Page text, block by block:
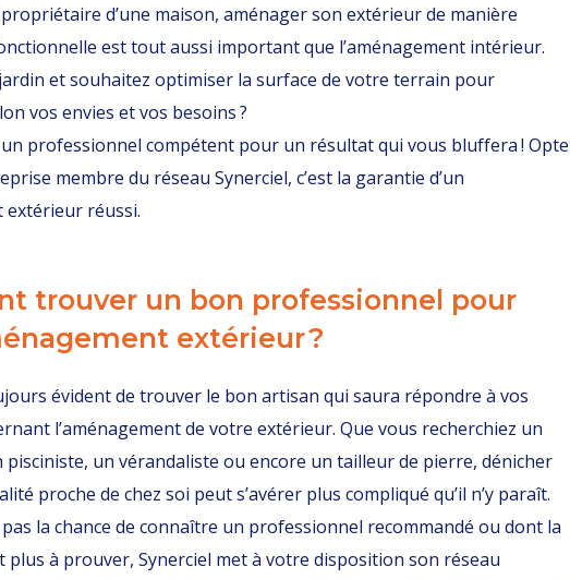
d’une maison, aménager son extérieur de manière
est tout aussi important que l’aménagement intérieur.
et souhaitez optimiser la surface de votre terrain pour
vos envies et vos besoins ?
un professionnel compétent pour un résultat qui vous bluffera !
membre du réseau Synerciel, c’est la garantie d’un
extérieur réussi.
trouver un bon professionnel pour
extérieur ?
évident de trouver le bon artisan qui saura répondre à vos
l’aménagement de votre extérieur. Que vous recherchiez un
pisciniste, un vérandaliste ou encore un tailleur de pierre, dénicher
proche de chez soi peut s’avérer plus compliqué qu’il n’y paraît.
pas la chance de connaître un professionnel recommandé ou dont la
plus à prouver, Synerciel met à votre disposition son réseau